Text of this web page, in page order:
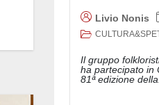
Livio Nonis
Il gruppo
ha partecipato in
81ª edizione